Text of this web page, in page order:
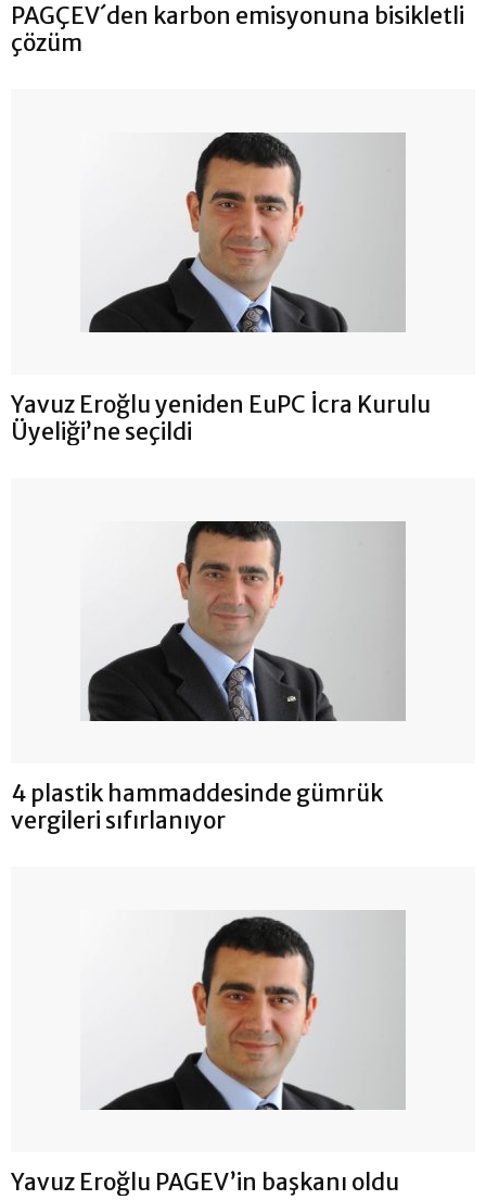
PAGÇEV´den karbon emisyonuna bisikletli
çözüm
Yavuz Eroğlu yeniden EuPC İcra Kurulu
Üyeliği’ne seçildi
4 plastik hammaddesinde gümrük
vergileri sıfırlanıyor
Yavuz Eroğlu PAGEV’in başkanı oldu